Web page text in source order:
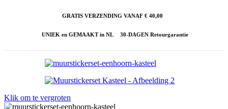
GRATIS VERZENDING VANAF € 40,00
UNIEK en GEMAAKT in NL 30-DAGEN Retourgarantie
Klik om te vergroten